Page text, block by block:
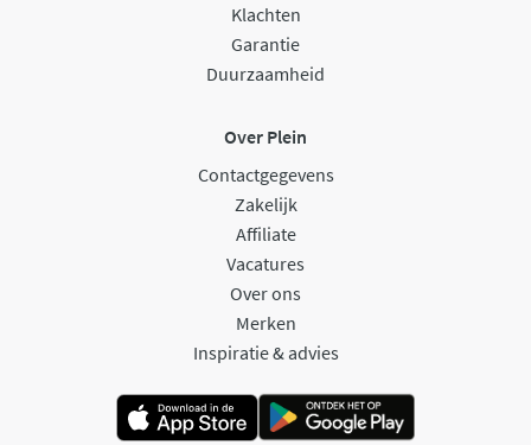
Klachten
Garantie
Duurzaamheid
Over Plein
Contactgegevens
Zakelijk
Affiliate
Vacatures
Over ons
Merken
Inspiratie & advies